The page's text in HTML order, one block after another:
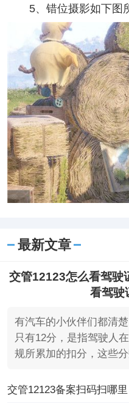
5、错位摄影如下图
最新文章
交管12123怎么看驾驶
看驾驶
有汽车的小伙伴们都清
只有12分，是指驾驶人
规所累加的扣分，这些